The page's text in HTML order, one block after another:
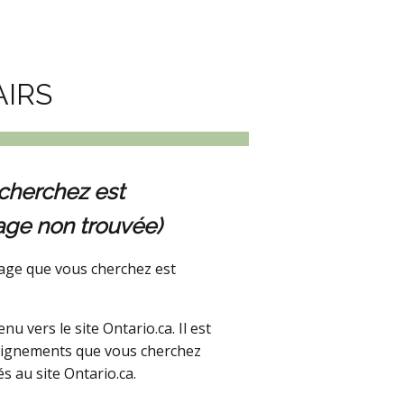
est
non trouvée)
que vous cherchez est
vers le site Ontario.ca. Il est
que vous cherchez
au site Ontario.ca.